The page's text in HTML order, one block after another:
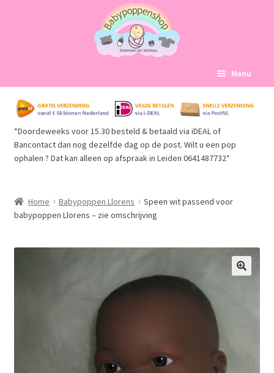
naar
navigatie
de
inhoud
Menu
Home
Babypoppen Afdelingen
Mijn account
*Doordeweeks voor 15.30 besteld & betaald via iDEAL of
Bancontact dan nog dezelfde dag op de post. Wilt u een pop
ophalen ? Dat kan alleen op afspraak in Leiden 0641487732*
Home Babypoppen Llorens
Speen wit passend voor
babypoppen Llorens – zie omschrijving